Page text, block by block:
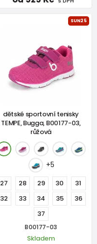
SUN25
dětské sportovní tenisky
TEMPE, Bugga, B00177-03,
růžová
+5
27 28 29 30
31
32
33 34 35
36
37
B00177-03
Skladem